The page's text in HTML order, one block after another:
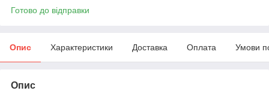
Готово до відправки
Опис Характеристики Доставка Оплата Умови
Опис